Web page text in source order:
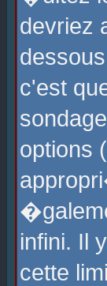
devriez
c'est
options
infini. Il
cette